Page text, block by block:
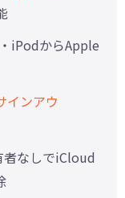
iPodからApple
インアウ
なしでiCloud